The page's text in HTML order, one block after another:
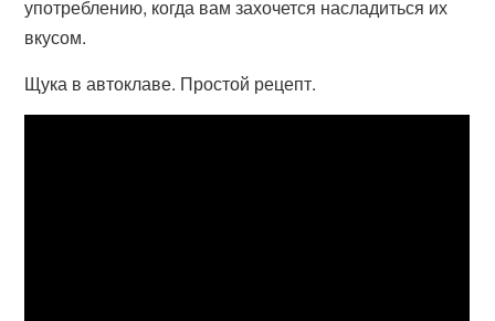
употреблению, когда вам захочется насладиться их
вкусом.
Щука в автоклаве. Простой рецепт.